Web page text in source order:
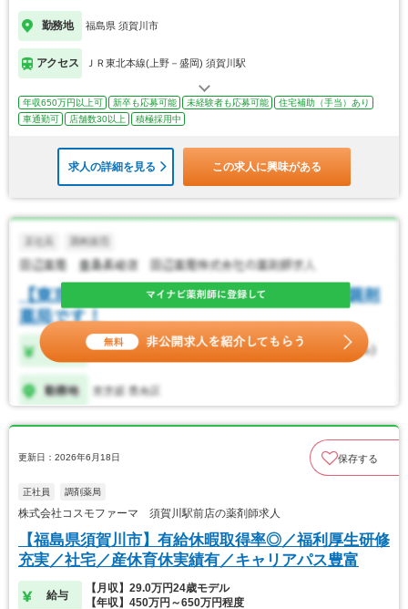
勤務地 福島県 須賀川市
アクセス ＪＲ東北本線(上野－盛岡) 須賀川駅
年収650万円以上可 新卒も応募可能 未経験者も応募可能
住宅補助（手当）あり
車通勤可
店舗数30以上 積極採用中
求人の詳細を見る この求人に興味がある
更新日：2026年6月18日 保存する
正社員 調剤薬局
株式会社コスモファーマ 須賀川駅前店の薬剤師求人
【福島県須賀川市】有給休暇取得率◎／福利厚生研修
充実／社宅／産休育休実績有／キャリアパス豊富
給与
【月収】29.0万円24歳モデル
【年収】450万円～650万円程度